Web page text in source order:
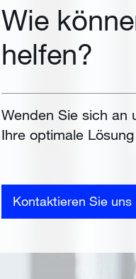
Wie
helfen?
Wenden Sie sich an
Ihre optimale
Kontaktieren Sie uns